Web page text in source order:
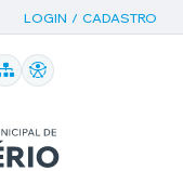
LOGIN / CADASTRO